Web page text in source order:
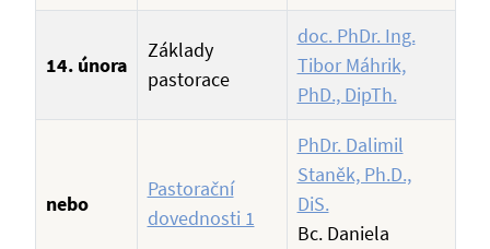
14. února
Základy
pastorace
doc. PhDr. Ing.
Tibor Máhrik,
PhD., DipTh.
nebo
Pastorační
dovednosti 1
PhDr. Dalimil
Staněk, Ph.D.,
DiS.
Bc. Daniela